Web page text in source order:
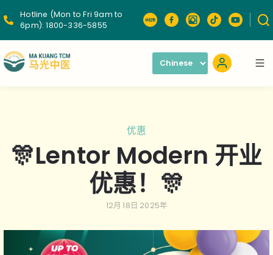
Hotline (Mon to Fri 9am to
6pm): 1800-336-5855
优惠
🎊Lentor Modern 开业
优惠！🎊
12月 18日 2025年